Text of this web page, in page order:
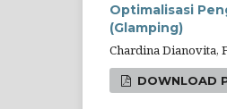
Optimalisasi
(Glamping)
Chardina Dianovita,
DOWNLOAD